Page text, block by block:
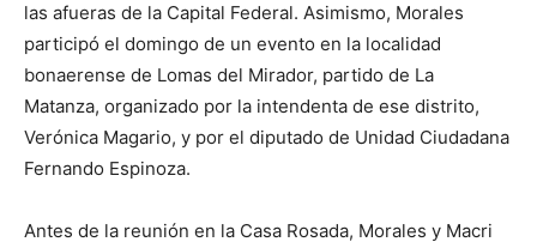
las afueras de la Capital Federal. Asimismo, Morales
participó el domingo de un evento en la localidad
bonaerense de Lomas del Mirador, partido de La
Matanza, organizado por la intendenta de ese distrito,
Verónica Magario, y por el diputado de Unidad Ciudadana
Fernando Espinoza.
Antes de la reunión en la Casa Rosada, Morales y Macri